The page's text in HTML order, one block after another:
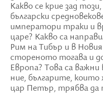
Какво се крие зад
български
императори траки и
царе? Какво са
Рим на Тибър и в
стореното тогава и
Европа? Това са
ние, българите, които
цар Петър, трябва да